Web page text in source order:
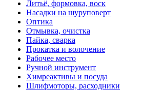
Литьё, формовка, воск
Насадки на шуруповерт
Оптика
Отмывка, очистка
Пайка, сварка
Прокатка и волочение
Рабочее место
Ручной инструмент
Химреактивы и посуда
Шлифмоторы, расходники